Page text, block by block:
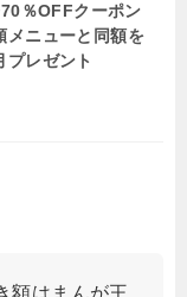
％OFFクーポン
メニューと同額を
プレゼント
額はまんが王